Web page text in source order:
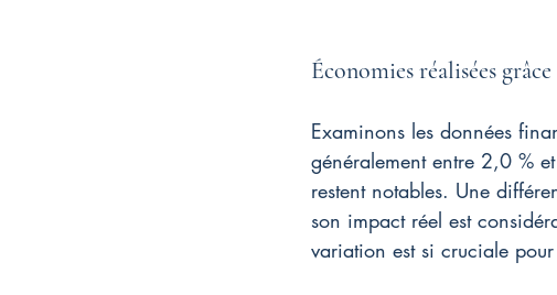
Économies réalisées
Examinons les données
généralement entre 2,0 %
restent notables. Une
son impact réel est
variation est si cruciale